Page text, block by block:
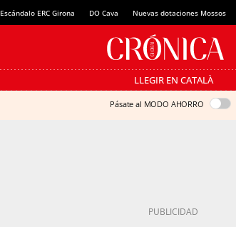
Escándalo ERC Girona DO Cava Nuevas dotaciones Mossos
LLEGIR EN CATALÀ
Pásate al MODO AHORRO